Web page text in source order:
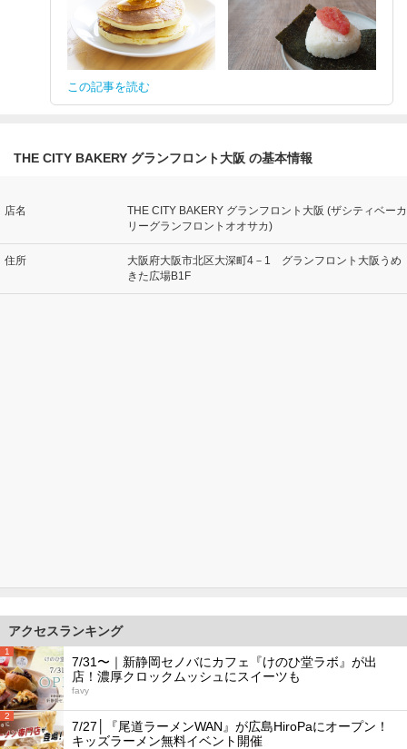
この記事を読む
THE CITY BAKERY グランフロント大阪 の基本情報
店名
THE CITY BAKERY グランフロント大阪 (ザシティベーカ
リーグランフロントオオサカ)
住所
大阪府大阪市北区大深町4－1 グランフロント大阪うめ
きた広場B1F
アクセスランキング
1
7/31〜｜新静岡セノバにカフェ『けのひ堂ラボ』が出
店！濃厚クロックムッシュにスイーツも
favy
2
7/27│『尾道ラーメンWAN』が広島HiroPaにオープン！
キッズラーメン無料イベント開催